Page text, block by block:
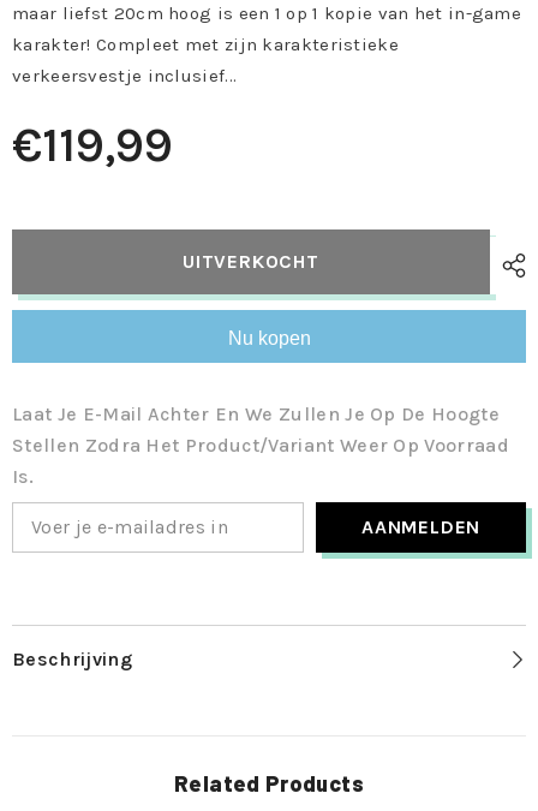
maar liefst 20cm hoog is een 1 op 1 kopie van het in-game
karakter! Compleet met zijn karakteristieke
verkeersvestje inclusief...
€119,99
UITVERKOCHT
Nu kopen
Laat Je E-Mail Achter En We Zullen Je Op De Hoogte
Stellen Zodra Het Product/variant Weer Op Voorraad
Is.
AANMELDEN
Beschrijving
Related Products